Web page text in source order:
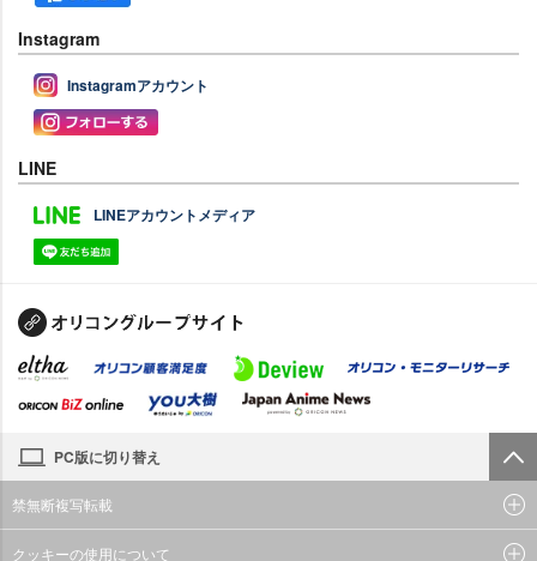
Instagram
Instagramアカウント
LINE
LINEアカウントメディア
PC版に切り替え
禁無断複写転載
クッキーの使用について